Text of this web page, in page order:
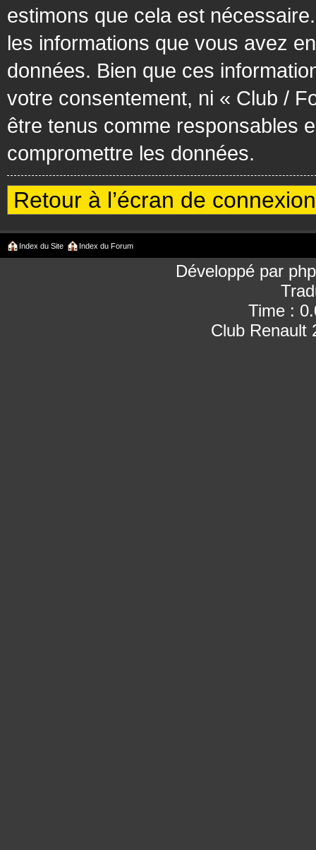
estimons que cela est
les informations que vous avez
données. Bien que ces
votre consentement, ni « Club /
être tenus comme responsables
compromettre les données.
Retour à l’écran de connexion
Index du Site Index du Forum
Développé par
Time :
Club Renault